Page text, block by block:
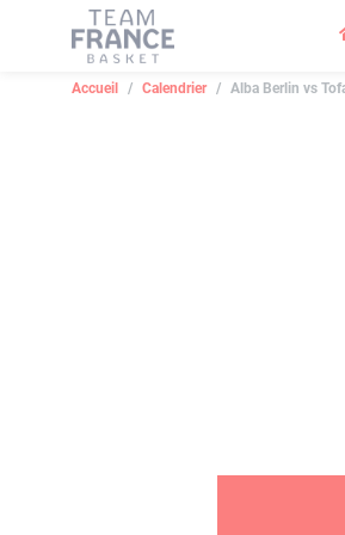
Accueil Calendrier Alba Berlin vs
Panneau de gestion des cookies